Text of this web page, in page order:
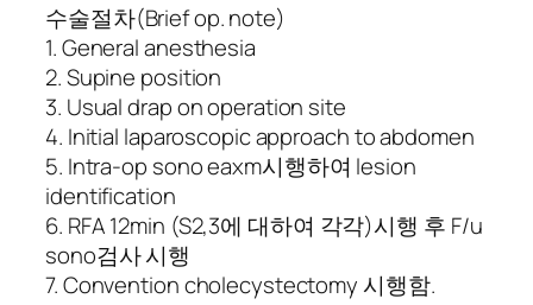
수술절차(Brief op. note)
1. General anesthesia
2. Supine position
3. Usual drap on operation site
4. Initial laparoscopic approach to abdomen
5. Intra-op sono eaxm시행하여 lesion
identification
6. RFA 12min (S2,3에 대하여 각각)시행 후 F/u
sono검사 시행
7. Convention cholecystectomy 시행함.